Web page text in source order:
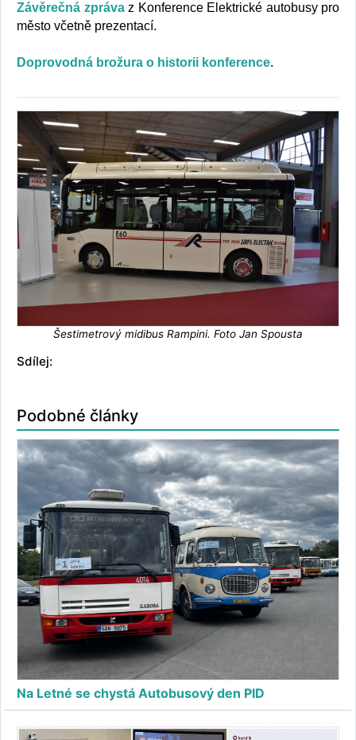
Závěrečná zprávaz Konference Elektrické autobusy pro
město včetně prezentací.
Doprovodná brožura o historii konference.
Šestimetrový midibus Rampini. Foto Jan Spousta
Sdílej:
Podobné články
Na Letné se chystá Autobusový den PID